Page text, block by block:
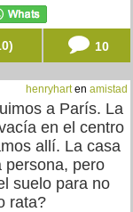
10
henryharten amistad
a París. La
en el centro
allí. La casa
persona, pero
suelo para no
rata?